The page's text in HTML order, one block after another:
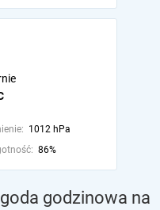
1012 hPa
86%
godzinowa na